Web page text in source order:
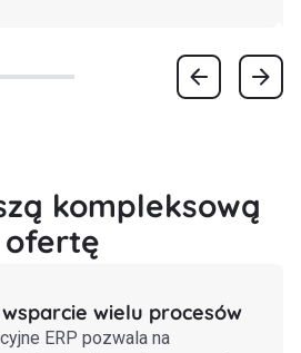
kompleksową
ofertę
wsparcie wielu procesów
ERP pozwala na